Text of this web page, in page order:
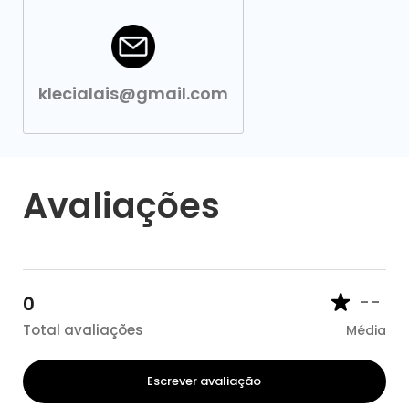
klecialais@gmail.com
Avaliações
0
Total avaliações
--
Média
Escrever avaliação